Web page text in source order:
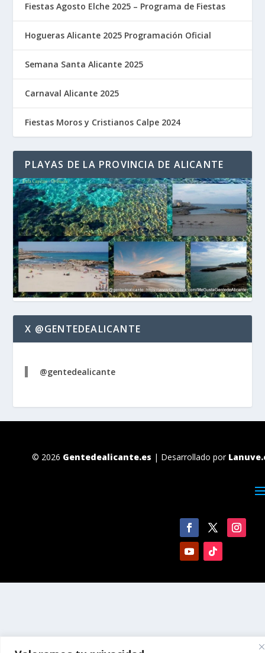
Fiestas Agosto Elche 2025 – Programa de Fiestas
Hogueras Alicante 2025 Programación Oficial
Semana Santa Alicante 2025
Carnaval Alicante 2025
Fiestas Moros y Cristianos Calpe 2024
PLAYAS DE LA PROVINCIA DE ALICANTE
X @GENTEDEALICANTE
@gentedealicante
© 2026 Gentedealicante.es | Desarrollado por